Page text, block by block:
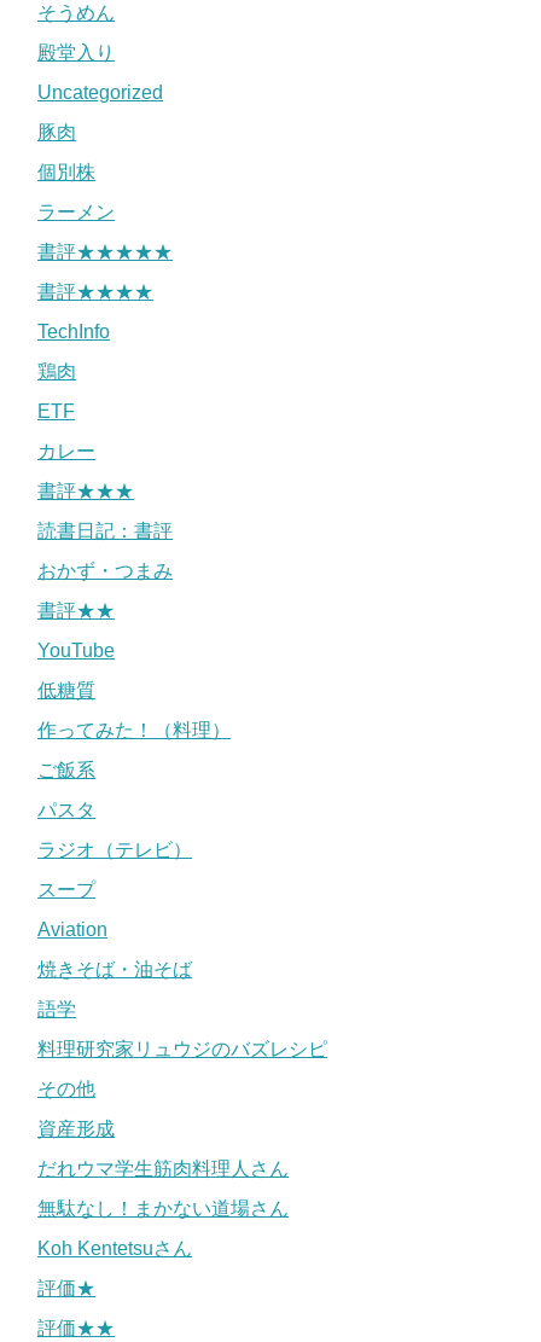
そうめん
殿堂入り
Uncategorized
豚肉
個別株
ラーメン
書評★★★★★
書評★★★★
TechInfo
鶏肉
ETF
カレー
書評★★★
読書日記：書評
おかず・つまみ
書評★★
YouTube
低糖質
作ってみた！（料理）
ご飯系
パスタ
ラジオ（テレビ）
スープ
Aviation
焼きそば・油そば
語学
料理研究家リュウジのバズレシピ
その他
資産形成
だれウマ学生筋肉料理人さん
無駄なし！まかない道場さん
Koh Kentetsuさん
評価★
評価★★